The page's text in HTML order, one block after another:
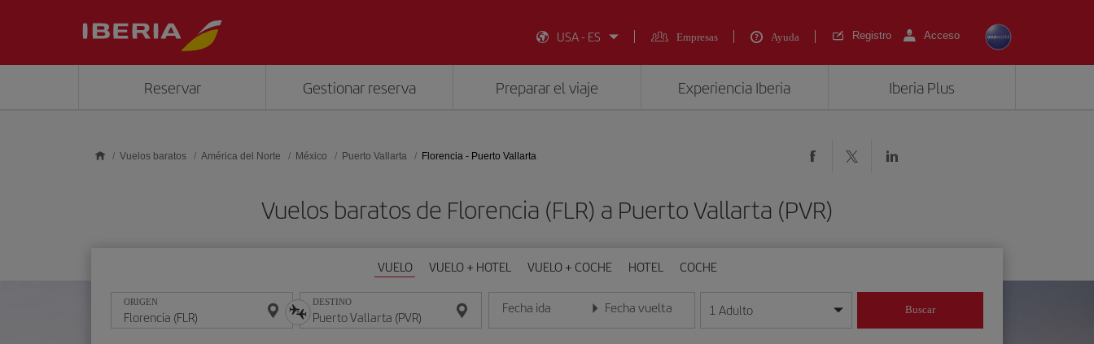
USA - ES
Empresas Ayuda Registro Acceso
Reservar Gestionar reserva Preparar el viaje Experiencia Iberia Iberia Plus
Vuelos baratos América del Norte México Puerto Vallarta Florencia - Puerto Vallarta
Vuelos baratos de Florencia (FLR) a Puerto Vallarta (PVR)
VUELO VUELO + HOTEL VUELO + COCHE HOTEL COCHE
ORIGEN DESTINO Fecha ida
Introduce la fecha en formato día/mes/año
Fecha vuelta
Introduce la fecha en formato día/mes/año
1 Adulto Buscar